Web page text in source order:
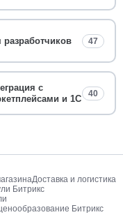
разработчиков 47
с
и 1С
40
Доставка и логистика
Битрикс
Битрикс